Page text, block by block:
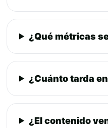
¿Qué métricas
¿Cuánto tarda
¿El contenido